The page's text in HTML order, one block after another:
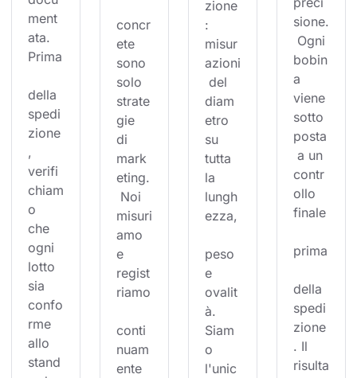
ment
ata.
Prima
della
spedi
zione
,
verifi
chiam
o
che
ogni
lotto
sia
confo
rme
allo
stand
concr
ete
sono
solo
strate
gie
di
mark
eting.
Noi
misuri
amo
e
regist
riamo
conti
nuam
ente
zione
:
misur
azioni
del
diam
etro
su
tutta
la
lungh
ezza,
peso
e
ovalit
à.
Siam
o
l'unic
sione.
Ogni
bobin
a
viene
sotto
posta
a un
contr
ollo
finale
prima
della
spedi
zione
. Il
risulta